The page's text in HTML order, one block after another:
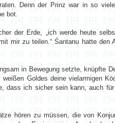
Denn der Prinz war in so
bot.
der Erde, „ich werde heute
mir zu teilen.“ Śantanu hatte den
in Bewegung setzte, knüpfte
Goldes deine vielarmigen
dass ich sicher sein kann, auch
hören zu müssen, die von